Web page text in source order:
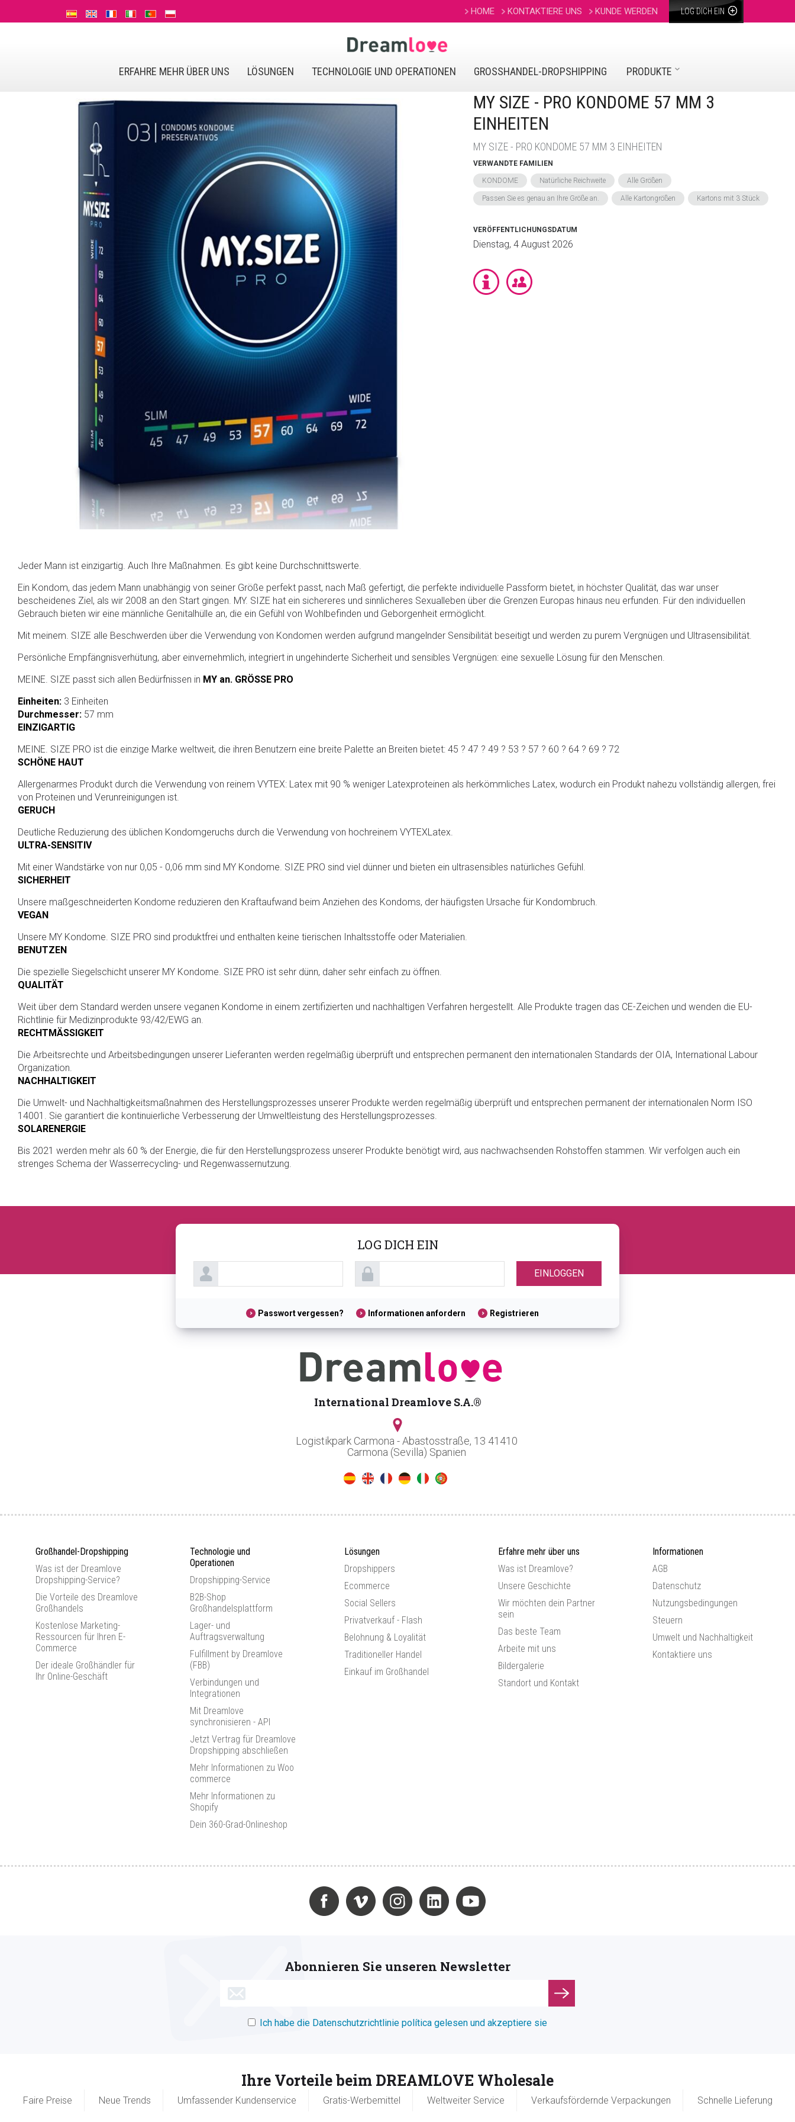
LOG DICH EIN
HOME KONTAKTIERE UNS KUNDE WERDEN
ERFAHRE MEHR ÜBER UNS LÖSUNGEN TECHNOLOGIE UND OPERATIONEN GROSSHANDEL-DROPSHIPPING PRODUKTE
MY SIZE - PRO KONDOME 57 MM 3
EINHEITEN
MY SIZE - PRO KONDOME 57 MM 3 EINHEITEN
VERWANDTE FAMILIEN
KONDOME Natürliche Reichweite Alle Größen
Passen Sie es genau an Ihre Größe an. Alle Kartongrößen Kartons mit 3 Stück
VERÖFFENTLICHUNGSDATUM
Dienstag, 4 August 2026
Jeder Mann ist einzigartig. Auch Ihre Maßnahmen. Es gibt keine Durchschnittswerte.
Ein Kondom, das jedem Mann unabhängig von seiner Größe perfekt passt, nach Maß gefertigt, die perfekte individuelle Passform bietet, in höchster Qualität, das war unser
bescheidenes Ziel, als wir 2008 an den Start gingen. MY. SIZE hat ein sichereres und sinnlicheres Sexualleben über die Grenzen Europas hinaus neu erfunden. Für den individuellen
Gebrauch bieten wir eine männliche Genitalhülle an, die ein Gefühl von Wohlbefinden und Geborgenheit ermöglicht.
Mit meinem. SIZE alle Beschwerden über die Verwendung von Kondomen werden aufgrund mangelnder Sensibilität beseitigt und werden zu purem Vergnügen und Ultrasensibilität.
Persönliche Empfängnisverhütung, aber einvernehmlich, integriert in ungehinderte Sicherheit und sensibles Vergnügen: eine sexuelle Lösung für den Menschen.
MEINE. SIZE passt sich allen Bedürfnissen in MY an. GRÖSSE PRO
Einheiten: 3 Einheiten
Durchmesser: 57 mm
EINZIGARTIG
MEINE. SIZE PRO ist die einzige Marke weltweit, die ihren Benutzern eine breite Palette an Breiten bietet: 45 ? 47 ? 49 ? 53 ? 57 ? 60 ? 64 ? 69 ? 72
SCHÖNE HAUT
Allergenarmes Produkt durch die Verwendung von reinem VYTEX: Latex mit 90 % weniger Latexproteinen als herkömmliches Latex, wodurch ein Produkt nahezu vollständig allergen, frei
von Proteinen und Verunreinigungen ist.
GERUCH
Deutliche Reduzierung des üblichen Kondomgeruchs durch die Verwendung von hochreinem VYTEXLatex.
ULTRA-SENSITIV
Mit einer Wandstärke von nur 0,05 - 0,06 mm sind MY Kondome. SIZE PRO sind viel dünner und bieten ein ultrasensibles natürliches Gefühl.
SICHERHEIT
Unsere maßgeschneiderten Kondome reduzieren den Kraftaufwand beim Anziehen des Kondoms, der häufigsten Ursache für Kondombruch.
VEGAN
Unsere MY Kondome. SIZE PRO sind produktfrei und enthalten keine tierischen Inhaltsstoffe oder Materialien.
BENUTZEN
Die spezielle Siegelschicht unserer MY Kondome. SIZE PRO ist sehr dünn, daher sehr einfach zu öffnen.
QUALITÄT
Weit über dem Standard werden unsere veganen Kondome in einem zertifizierten und nachhaltigen Verfahren hergestellt. Alle Produkte tragen das CE-Zeichen und wenden die EU-
Richtlinie für Medizinprodukte 93/42/EWG an.
RECHTMÄSSIGKEIT
Die Arbeitsrechte und Arbeitsbedingungen unserer Lieferanten werden regelmäßig überprüft und entsprechen permanent den internationalen Standards der OIA, International Labour
Organization.
NACHHALTIGKEIT
Die Umwelt- und Nachhaltigkeitsmaßnahmen des Herstellungsprozesses unserer Produkte werden regelmäßig überprüft und entsprechen permanent der internationalen Norm ISO
14001. Sie garantiert die kontinuierliche Verbesserung der Umweltleistung des Herstellungsprozesses.
SOLARENERGIE
Bis 2021 werden mehr als 60 % der Energie, die für den Herstellungsprozess unserer Produkte benötigt wird, aus nachwachsenden Rohstoffen stammen. Wir verfolgen auch ein
strenges Schema der Wasserrecycling- und Regenwassernutzung.
LOG DICH EIN
Passwort vergessen? Informationen anfordern Registrieren
International Dreamlove S.A.®
Logistikpark Carmona - Abastosstraße, 13 41410
Carmona (Sevilla) Spanien
Großhandel-Dropshipping
Was ist der Dreamlove
Dropshipping-Service?
Die Vorteile des Dreamlove
Großhandels
Kostenlose Marketing-
Ressourcen für Ihren E-
Commerce
Der ideale Großhändler für
Ihr Online-Geschäft
Technologie und
Operationen
Dropshipping-Service
B2B-Shop
Großhandelsplattform
Lager- und
Auftragsverwaltung
Fulfillment by Dreamlove
(FBB)
Verbindungen und
Integrationen
Mit Dreamlove
synchronisieren - API
Jetzt Vertrag für Dreamlove
Dropshipping abschließen
Mehr Informationen zu Woo
commerce
Mehr Informationen zu
Shopify
Dein 360-Grad-Onlineshop
Lösungen
Dropshippers
Ecommerce
Social Sellers
Privatverkauf - Flash
Belohnung & Loyalität
Traditioneller Handel
Einkauf im Großhandel
Erfahre mehr über uns
Was ist Dreamlove?
Unsere Geschichte
Wir möchten dein Partner
sein
Das beste Team
Arbeite mit uns
Bildergalerie
Standort und Kontakt
Informationen
AGB
Datenschutz
Nutzungsbedingungen
Steuern
Umwelt und Nachhaltigkeit
Kontaktiere uns
Abonnieren Sie unseren Newsletter
Ich habe die Datenschutzrichtlinie política gelesen und akzeptiere sie
Ihre Vorteile beim DREAMLOVE Wholesale
Faire Preise Neue Trends Umfassender Kundenservice Gratis-Werbemittel Weltweiter Service Verkaufsfördernde Verpackungen Schnelle Lieferung